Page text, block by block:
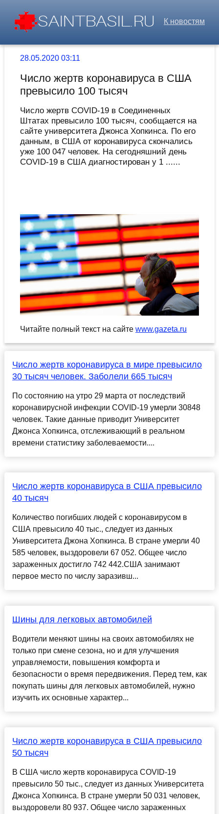
К новостям
28.05.2020 03:11
Число жертв коронавируса в США
превысило 100 тысяч
Число жертв COVID-19 в Соединенных
Штатах превысило 100 тысяч, сообщается на
сайте университета Джонса Хопкинса. По его
данным, в США от коронавируса скончались
уже 100 047 человек. На сегодняшний день
COVID-19 в США диагностирован у 1 ......
Читайте полный текст на сайте www.gazeta.ru
Число жертв коронавируса в мире превысило
30 тысяч человек. Заболели 665 тысяч
По состоянию на утро 29 марта от последствий
коронавирусной инфекции COVID-19 умерли 30848
человек. Такие данные приводит Университет
Джонса Хопкинса, отслеживающий в реальном
времени статистику заболеваемости....
Число жертв коронавируса в США превысило
40 тысяч
Количество погибших людей с коронавирусом в
США превысило 40 тыс., следует из данных
Университета Джона Хопкинса. В стране умерли 40
585 человек, выздоровели 67 052. Общее число
зараженных достигло 742 442.США занимают
первое место по числу заразивш...
Шины для легковых автомобилей
Водители меняют шины на своих автомобилях не
только при смене сезона, но и для улучшения
управляемости, повышения комфорта и
безопасности о время передвижения. Перед тем, как
покупать шины для легковых автомобилей, нужно
изучить их основные характер...
Число жертв коронавируса в США превысило
50 тысяч
В США число жертв коронавируса COVID-19
превысило 50 тыс., следует из данных Университета
Джонса Хопкинса. В стране умерли 50 031 человек,
выздоровели 80 937. Общее число зараженных